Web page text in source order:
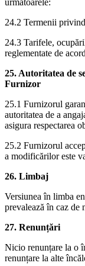
24.2 Termenii
24.3 Tarifele,
reglementate de
25. Autoritatea de
Furnizor
25.1 Furnizorul
autoritatea de a
asigura respectarea
25.2 Furnizorul
a modificărilor este
26. Limbaj
Versiunea în limba
prevalează în caz de
27. Renunțări
Nicio renunțare la o
renunțare la alte